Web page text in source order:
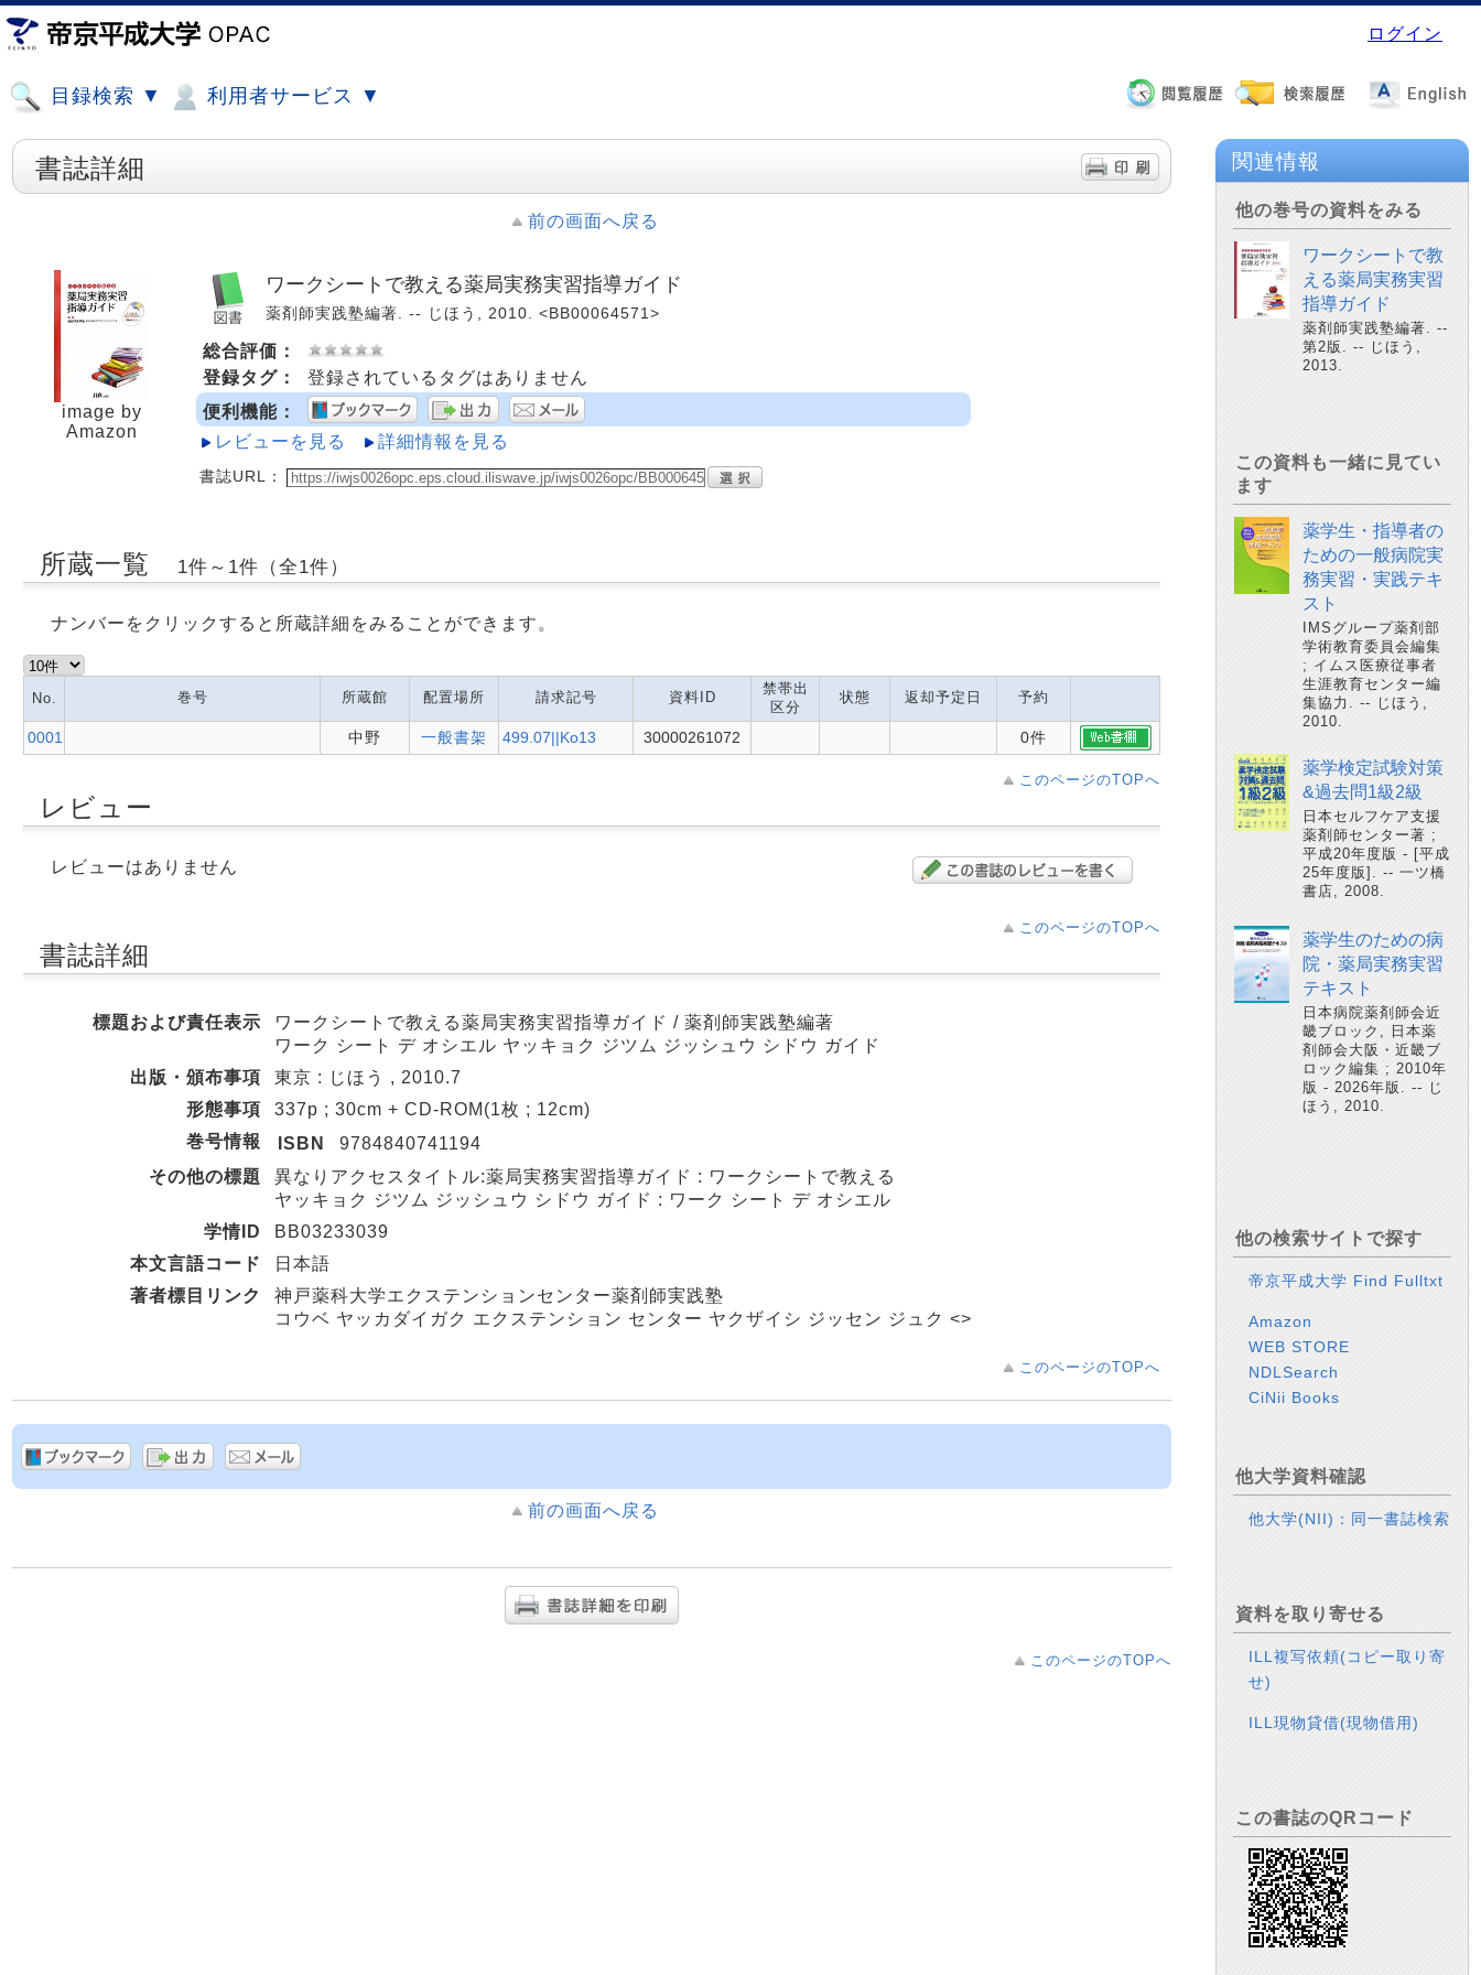
ログイン
目録検索 ▼ 利用者サービス ▼
書誌詳細
前の画面へ戻る
image by
Amazon
ワークシートで教える薬局実務実習指導ガイド
薬剤師実践塾編著. -- じほう, 2010. <BB00064571>
総合評価：
登録タグ：
登録されているタグはありません
便利機能：
レビューを見る
詳細情報を見る
書誌URL：
所蔵一覧 1件～1件（全1件）
ナンバーをクリックすると所蔵詳細をみることができます。
No. 巻号 所蔵館 配置場所 請求記号 資料ID
禁帯出
区分
状態 返却予定日 予約
0001 中野 一般書架 499.07||Ko13 30000261072 0件
このページのTOPへ
レビュー
レビューはありません
このページのTOPへ
書誌詳細
標題および責任表示
ワークシートで教える薬局実務実習指導ガイド / 薬剤師実践塾編著
ワーク シート デ オシエル ヤッキョク ジツム ジッシュウ シドウ ガイド
出版・頒布事項
東京 : じほう , 2010.7
形態事項
337p ; 30cm + CD-ROM(1枚 ; 12cm)
巻号情報
ISBN
9784840741194
その他の標題
異なりアクセスタイトル:薬局実務実習指導ガイド : ワークシートで教える
ヤッキョク ジツム ジッシュウ シドウ ガイド : ワーク シート デ オシエル
学情ID
BB03233039
本文言語コード
日本語
著者標目リンク
神戸薬科大学エクステンションセンター薬剤師実践塾
コウベ ヤッカダイガク エクステンション センター ヤクザイシ ジッセン ジュク <>
このページのTOPへ
前の画面へ戻る
このページのTOPへ
関連情報
他の巻号の資料をみる
ワークシートで教
える薬局実務実習
指導ガイド
薬剤師実践塾編著. --
第2版. -- じほう,
2013.
この資料も一緒に見てい
ます
薬学生・指導者の
ための一般病院実
務実習・実践テキ
スト
IMSグループ薬剤部
学術教育委員会編集
; イムス医療従事者
生涯教育センター編
集協力. -- じほう,
2010.
薬学検定試験対策
&過去問1級2級
日本セルフケア支援
薬剤師センター著 ;
平成20年度版 - [平成
25年度版]. -- 一ツ橋
書店, 2008.
薬学生のための病
院・薬局実務実習
テキスト
日本病院薬剤師会近
畿ブロック, 日本薬
剤師会大阪・近畿ブ
ロック編集 ; 2010年
版 - 2026年版. -- じ
ほう, 2010.
他の検索サイトで探す
帝京平成大学 Find Fulltxt
Amazon
WEB STORE
NDLSearch
CiNii Books
他大学資料確認
他大学(NII)：同一書誌検索
資料を取り寄せる
ILL複写依頼(コピー取り寄
せ)
ILL現物貸借(現物借用)
この書誌のQRコード